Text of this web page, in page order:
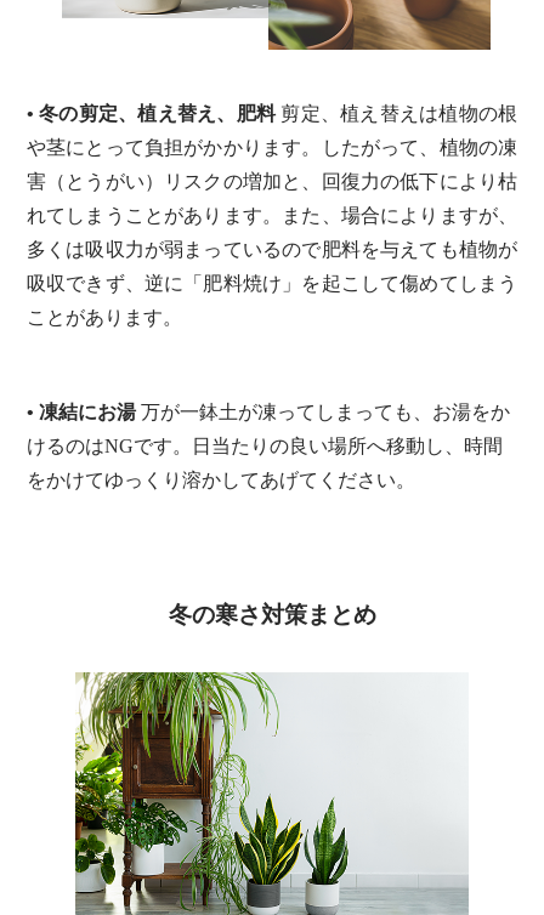
• 冬の剪定、植え替え、肥料剪定、植え替えは植物の根
や茎にとって負担がかかります。したがって、植物の凍
害（とうがい）リスクの増加と、回復力の低下により枯
れてしまうことがあります。また、場合によりますが、
多くは吸収力が弱まっているので肥料を与えても植物が
吸収できず、逆に「肥料焼け」を起こして傷めてしまう
ことがあります。
• 凍結にお湯万が一鉢土が凍ってしまっても、お湯をか
けるのはNGです。日当たりの良い場所へ移動し、時間
をかけてゆっくり溶かしてあげてください。
冬の寒さ対策まとめ